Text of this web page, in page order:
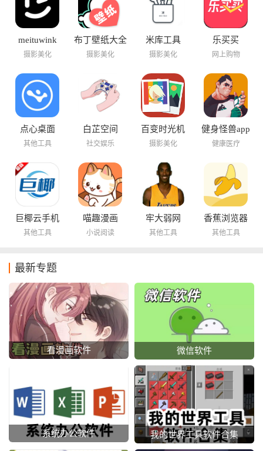
meituwink
摄影美化
布丁壁纸大全
摄影美化
米库工具
摄影美化
乐买买
网上购物
点心桌面
其他工具
白芷空间
社交娱乐
百变时光机
摄影美化
健身怪兽app
健康医疗
巨椰云手机
其他工具
喵趣漫画
小说阅读
牢大弱网
其他工具
香蕉浏览器
其他工具
最新专题
看漫画软件 微信软件
系统办公软件 我的世界工具软件合集